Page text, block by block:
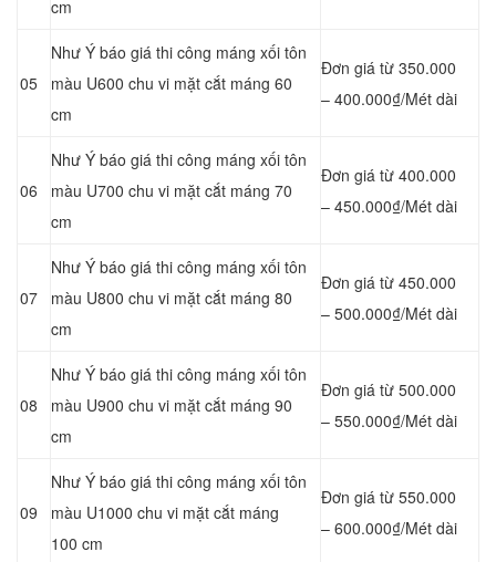
cm
05
Như Ý báo giá thi công máng xối tôn
màu U600 chu vi mặt cắt máng 60
cm
Đơn giá từ 350.000
– 400.000₫/Mét dài
06
Như Ý báo giá thi công máng xối tôn
màu U700 chu vi mặt cắt máng 70
cm
Đơn giá từ 400.000
– 450.000₫/Mét dài
07
Như Ý báo giá thi công máng xối tôn
màu U800 chu vi mặt cắt máng 80
cm
Đơn giá từ 450.000
– 500.000₫/Mét dài
08
Như Ý báo giá thi công máng xối tôn
màu U900 chu vi mặt cắt máng 90
cm
Đơn giá từ 500.000
– 550.000₫/Mét dài
09
Như Ý báo giá thi công máng xối tôn
màu U1000 chu vi mặt cắt máng
100 cm
Đơn giá từ 550.000
– 600.000₫/Mét dài